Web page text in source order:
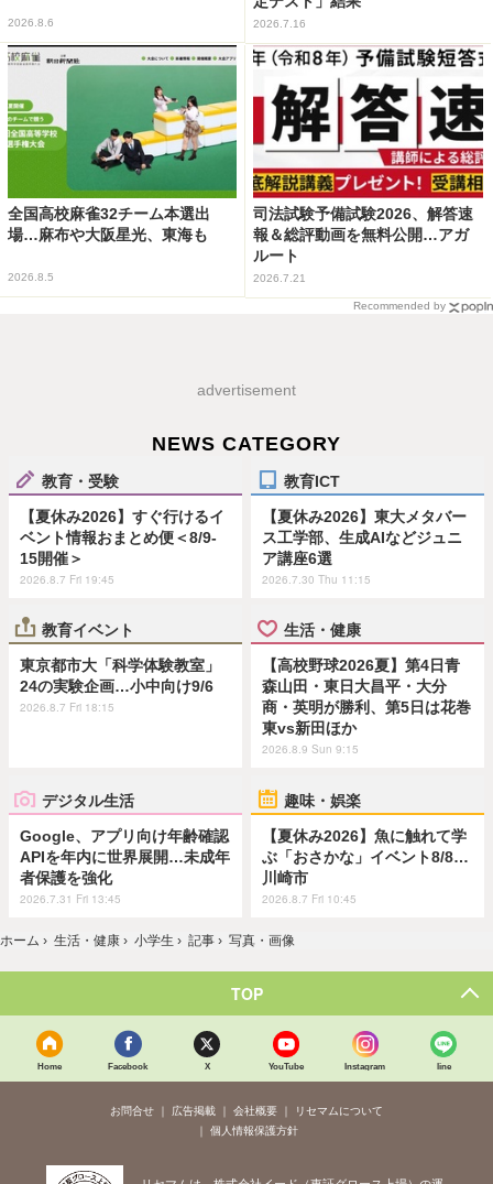
2026.8.6 2026.7.16
全国高校麻雀32チーム本選出
場…麻布や大阪星光、東海も
2026.8.5
司法試験予備試験2026、解答速
報＆総評動画を無料公開…アガ
ルート
2026.7.21
Recommended by
advertisement
NEWS CATEGORY
教育・受験
【夏休み2026】すぐ行けるイ
ベント情報おまとめ便＜8/9-
15開催＞
2026.8.7 Fri 19:45
教育ICT
【夏休み2026】東大メタバー
ス工学部、生成AIなどジュニ
ア講座6選
2026.7.30 Thu 11:15
教育イベント
東京都市大「科学体験教室」
24の実験企画…小中向け9/6
2026.8.7 Fri 18:15
生活・健康
【高校野球2026夏】第4日青
森山田・東日大昌平・大分
商・英明が勝利、第5日は花巻
東vs新田ほか
2026.8.9 Sun 9:15
デジタル生活
Google、アプリ向け年齢確認
APIを年内に世界展開…未成年
者保護を強化
2026.7.31 Fri 13:45
趣味・娯楽
【夏休み2026】魚に触れて学
ぶ「おさかな」イベント8/8…
川崎市
2026.8.7 Fri 10:45
ホーム › 生活・健康 › 小学生 › 記事 › 写真・画像
TOP
Home Facebook X YouTube Instagram line
お問合せ 広告掲載 会社概要
リセマムについて
個人情報保護方針